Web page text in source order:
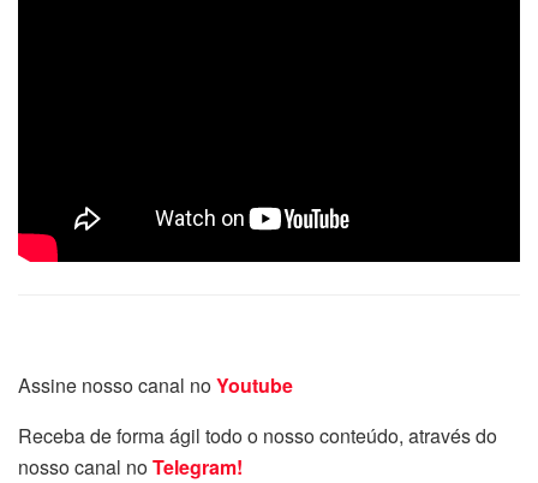
Assine nosso canal noYoutube
Receba de forma ágil todo o nosso conteúdo, através do
nosso canal noTelegram!